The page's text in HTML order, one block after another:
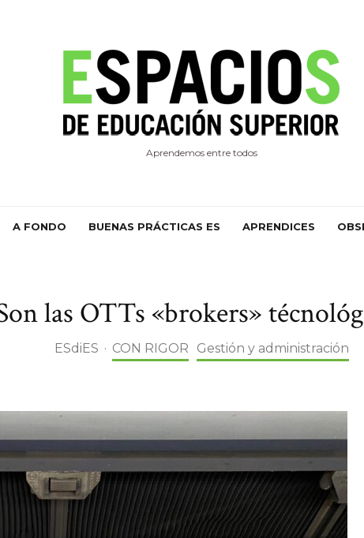
Aprendemos entre todos
A FONDO BUENAS PRÁCTICAS ES APRENDICES
las OTTs «brokers»
ESdiES · CON RIGOR Gestión y administración